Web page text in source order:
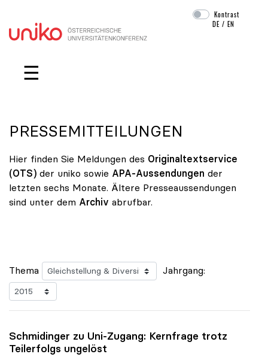
Navigation überspringen
Kontrast
DE /EN
☰
PRESSEMITTEILUNGEN
Hier finden Sie Meldungen des Originaltextservice
(OTS) der uniko sowie APA-Aussendungen der
letzten sechs Monate. Ältere Presseaussendungen
sind unter dem Archiv abrufbar.
Thema Jahrgang:
Schmidinger zu Uni-Zugang: Kernfrage trotz
Teilerfolgs ungelöst